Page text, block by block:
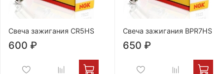
Свеча зажигания CR5HS
600 ₽
Свеча зажигания BPR7HS
650 ₽